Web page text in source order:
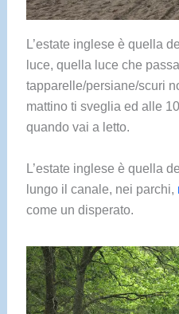
L’estate inglese è quella
luce, quella luce che
tapparelle/persiane/scuri
mattino ti sveglia ed alle
quando vai a letto.
L’estate inglese è quella
lungo il canale, nei parchi,
come un disperato.